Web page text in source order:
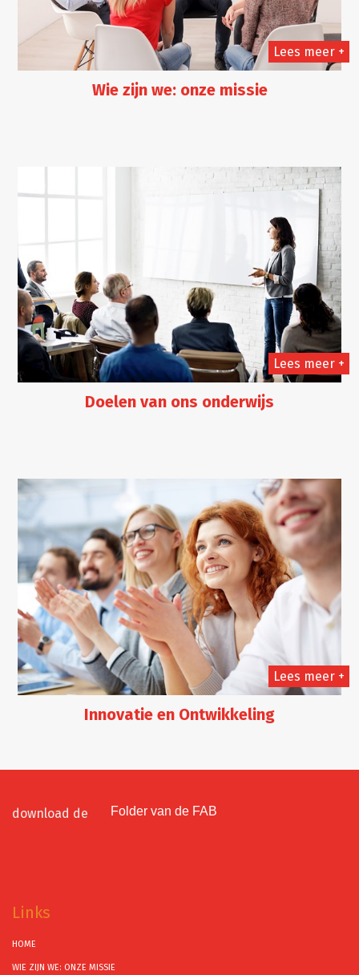
Lees meer +
Wie zijn we: onze missie
Lees meer +
Doelen van ons onderwijs
Lees meer +
Innovatie en Ontwikkeling
download de Folder van de FAB
Links
HOME
WIE ZIJN WE: ONZE MISSIE